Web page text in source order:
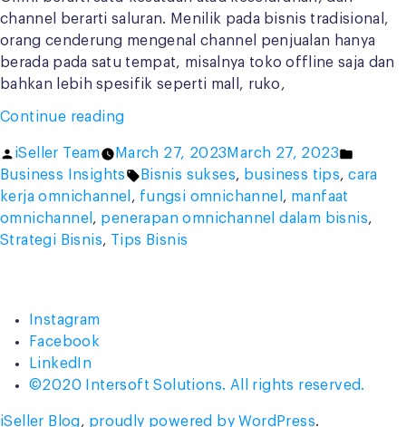
channel berarti saluran. Menilik pada bisnis tradisional,
orang cenderung mengenal channel penjualan hanya
berada pada satu tempat, misalnya toko offline saja dan
bahkan lebih spesifik seperti mall, ruko,
Continue reading“Penerapan
dalam
Bisnis,
Ini
5
Strateginya!”
Posted
by
iSeller Team March 27, 2023 March 27, 2023
in
Business Insights Tags:
Bisnis sukses, business tips,cara
kerja omnichannel , fungsi omnichannel , manfaat
omnichannel , penerapan omnichannel dalam bisnis,
Strategi Bisnis, Tips Bisnis
Instagram
Facebook
LinkedIn
©2020 Intersoft Solutions. All rights reserved.
iSeller Blog, proudly powered by WordPress.